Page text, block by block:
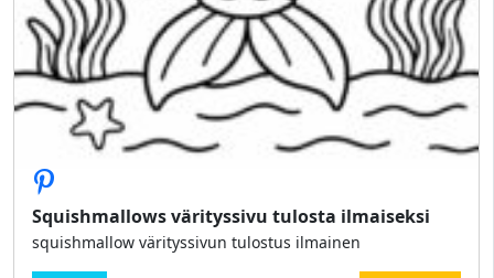
Squishmallows värityssivu tulosta ilmaiseksi
squishmallow värityssivun tulostus ilmainen